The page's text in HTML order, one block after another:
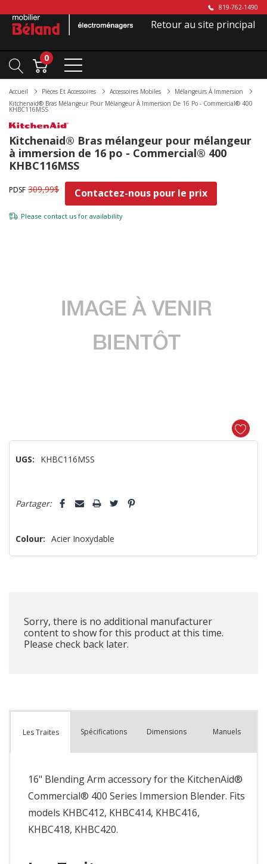
819-762-1490
Retour au site principal
0
Accueil Pièces Et Accessoires Accessoires Mobiles
Mélangeurs À Immersion
Kitchenaid® Bras Mélangeur Pour Mélangeur À Immersion De 16 Po - Commercial® 400
KHBC116MSS
Kitchenaid® Bras mélangeur pour mélangeur
à immersion de 16 po - Commercial® 400
KHBC116MSS
PDSF 309,99$ Contactez-nous pour le prix
Please contact us for availability
UGS: KHBC116MSS
vous!
n’en
reste
Partager:
Colour: Acier Inoxydable
Sorry, there is no additional manufacturer
content to show for this product at this time.
Please check back later.
Les Traites Spécifications Dimensions Manuels
16" Blending Arm accessory for the KitchenAid®
Commercial® 400 Series Immersion Blender. Fits
models KHBC412, KHBC414, KHBC416,
KHBC418, KHBC420.